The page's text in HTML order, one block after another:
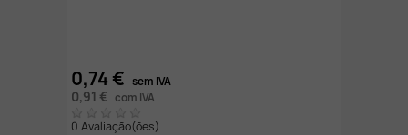
0,74 € sem IVA
0,91 € com IVA
0 Avaliação(ões)